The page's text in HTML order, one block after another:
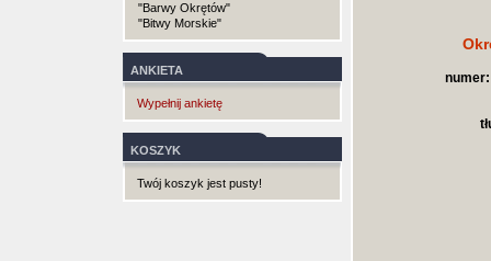
"Barwy Okrętów"
"Bitwy Morskie"
ANKIETA
Wypełnij ankietę
KOSZYK
Twój koszyk jest pusty!
numer: